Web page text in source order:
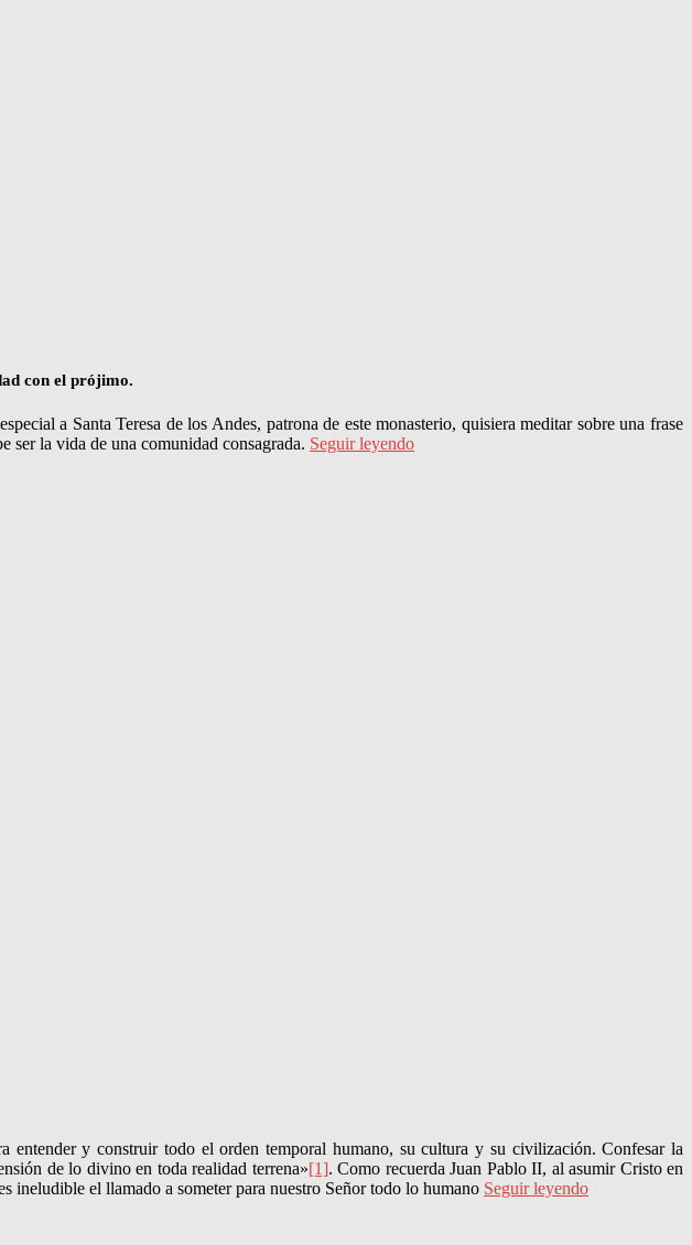
con el prójimo.
a Santa Teresa de los Andes, patrona de este monasterio, quisiera meditar sobre una frase
ser la vida de una comunidad consagrada. Seguir leyendo
y construir todo el orden temporal humano, su cultura y su civilización. Confesar la
de lo divino en toda realidad terrena»[1]. Como recuerda Juan Pablo II, al asumir Cristo en
ineludible el llamado a someter para nuestro Señor todo lo humano Seguir leyendo